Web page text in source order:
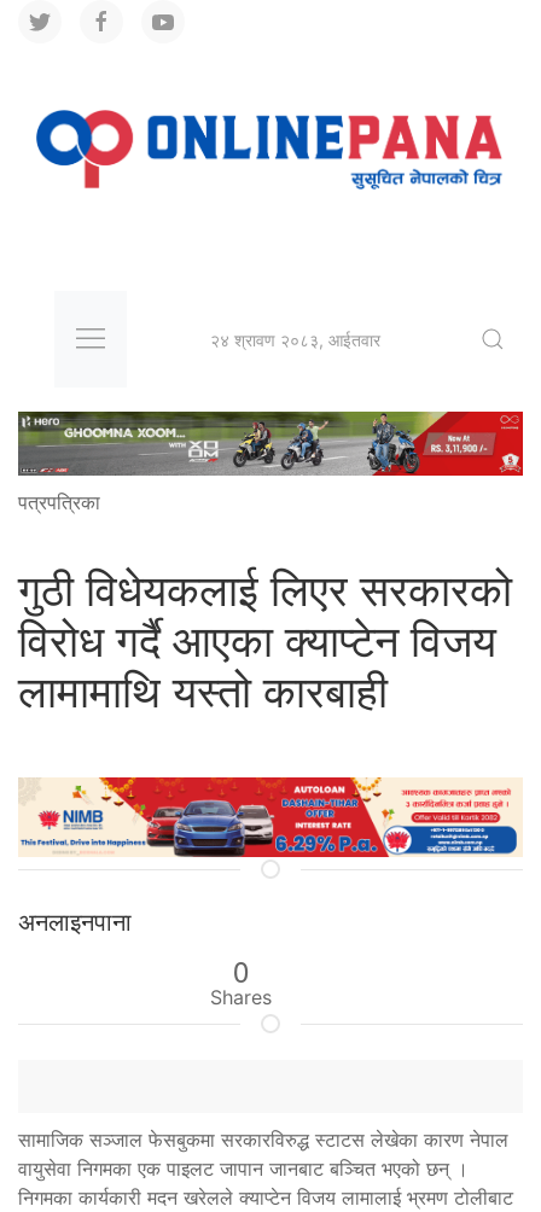
२४ श्रावण २०८३, आईतवार
पत्रपत्रिका
गुठी विधेयकलाई लिएर सरकारको
विरोध गर्दै आएका क्याप्टेन विजय
लामामाथि यस्तो कारबाही
अनलाइनपाना
0
Shares
सामाजिक सञ्जाल फेसबुकमा सरकारविरुद्ध स्टाटस लेखेका कारण नेपाल
वायुसेवा निगमका एक पाइलट जापान जानबाट बञ्चित भएको छन् ।
निगमका कार्यकारी मदन खरेलले क्याप्टेन विजय लामालाई भ्रमण टोलीबाट